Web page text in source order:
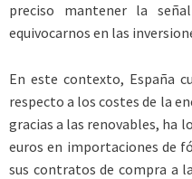
preciso mantener la
equivocarnos en las
En este contexto, España
respecto a los costes de la
gracias a las renovables, ha
euros en importaciones de
sus contratos de compra a